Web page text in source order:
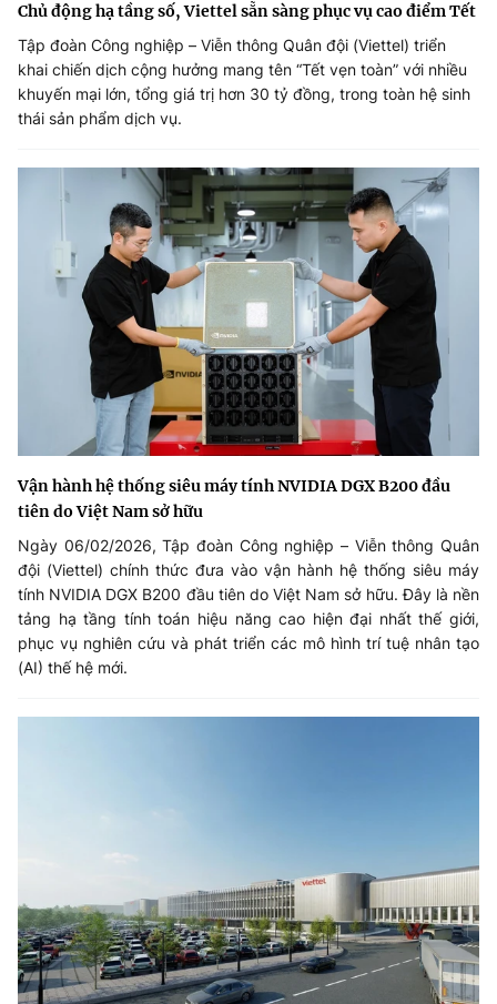
Chủ động hạ tầng số, Viettel sẵn sàng phục vụ cao điểm Tết
Tập đoàn Công nghiệp – Viễn thông Quân đội (Viettel) triển
khai chiến dịch cộng hưởng mang tên “Tết vẹn toàn” với nhiều
khuyến mại lớn, tổng giá trị hơn 30 tỷ đồng, trong toàn hệ sinh
thái sản phẩm dịch vụ.
Vận hành hệ thống siêu máy tính NVIDIA DGX B200 đầu
tiên do Việt Nam sở hữu
Ngày 06/02/2026, Tập đoàn Công nghiệp – Viễn thông Quân
đội (Viettel) chính thức đưa vào vận hành hệ thống siêu máy
tính NVIDIA DGX B200 đầu tiên do Việt Nam sở hữu. Đây là nền
tảng hạ tầng tính toán hiệu năng cao hiện đại nhất thế giới,
phục vụ nghiên cứu và phát triển các mô hình trí tuệ nhân tạo
(AI) thế hệ mới.